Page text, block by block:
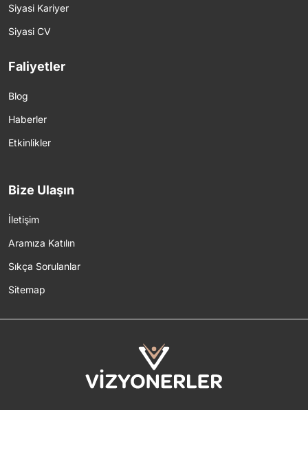
Siyasi Kariyer
Siyasi CV
Faliyetler
Blog
Haberler
Etkinlikler
Bize Ulaşın
İletişim
Aramıza Katılın
Sıkça Sorulanlar
Sitemap